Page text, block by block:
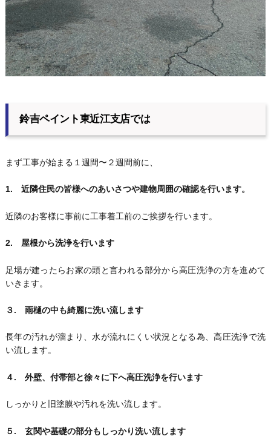
鈴吉ペイント東近江支店では
まず工事が始まる１週間〜２週間前に、
1. 近隣住民の皆様へのあいさつや建物周囲の確認を行います。
近隣のお客様に事前に工事着工前のご挨拶を行います。
2. 屋根から洗浄を行います
足場が建ったらお家の頭と言われる部分から高圧洗浄の方を進めて
いきます。
３. 雨樋の中も綺麗に洗い流します
長年の汚れが溜まり、水が流れにくい状況となる為、高圧洗浄で洗
い流します。
４. 外壁、付帯部と徐々に下へ高圧洗浄を行います
しっかりと旧塗膜や汚れを洗い流します。
５. 玄関や基礎の部分もしっかり洗い流します